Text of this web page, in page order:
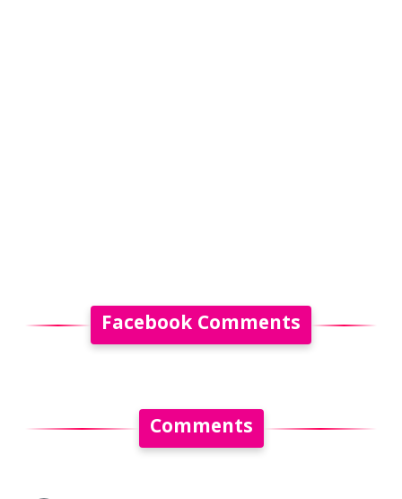
Facebook Comments
Comments